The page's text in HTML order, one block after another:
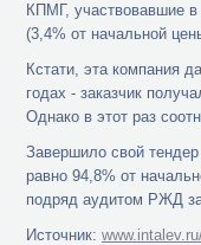
КПМГ, участвовавшие
(3,4% от начальной
Кстати, эта компания
годах - заказчик
Однако в этот раз
Завершило свой
равно 94,8% от
подряд аудитом РЖД
Источник: